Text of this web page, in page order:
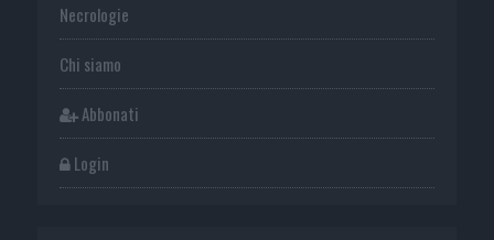
Necrologie
Chi siamo
Abbonati
Login